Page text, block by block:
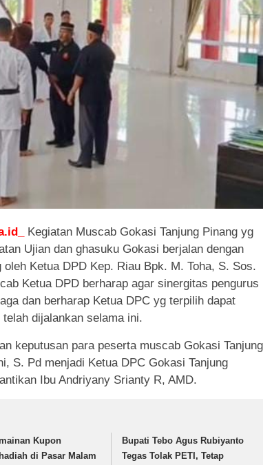
Kegiatan Muscab Gokasi Tanjung Pinang yg
Ujian dan ghasuku Gokasi berjalan dengan
Ketua DPD Kep. Riau Bpk. M. Toha, S. Sos.
Ketua DPD berharap agar sinergitas pengurus
dan berharap Ketua DPC yg terpilih dapat
dijalankan selama ini.
keputusan para peserta muscab Gokasi Tanjung
S. Pd menjadi Ketua DPC Gokasi Tanjung
Ibu Andriyany Srianty R, AMD.
Kupon
di Pasar Malam
Bupati Tebo Agus Rubiyanto
Tegas Tolak PETI, Tetap